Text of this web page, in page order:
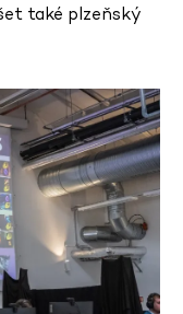
také plzeňský